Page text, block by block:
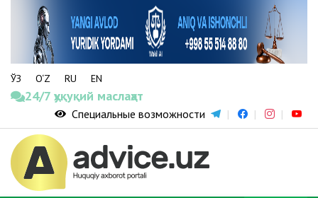
ЎЗ O‘Z RU EN
24/7 ҳуқуқий маслаҳат
Специальные возможности